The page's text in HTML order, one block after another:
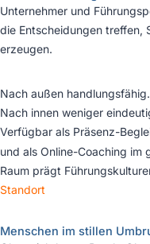
Unternehmer und
die Entscheidungen treffen,
erzeugen.
Nach außen handlungsfähig.
Nach innen weniger
Verfügbar als Präsenz-
und als Online-Coaching im
Raum prägt
Standort
Menschen im stillen